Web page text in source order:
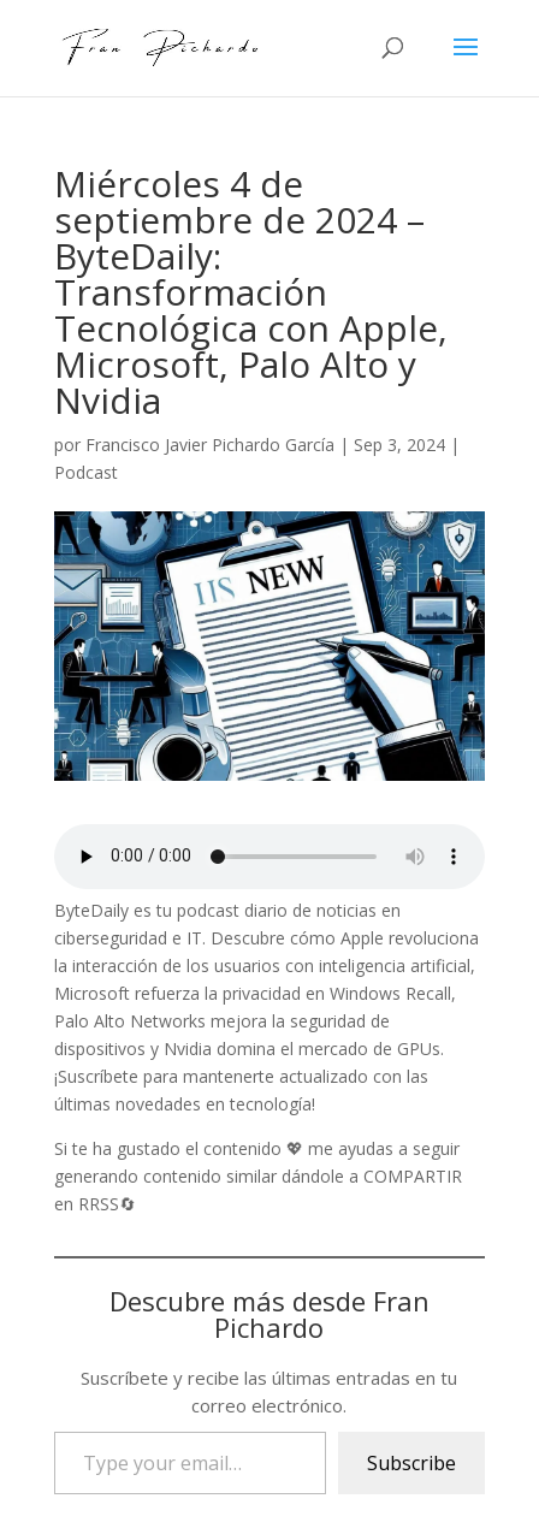
Miércoles 4 de
septiembre de 2024 –
ByteDaily:
Transformación
Tecnológica con Apple,
Microsoft, Palo Alto y
Nvidia
por Francisco Javier Pichardo García | Sep 3, 2024|
Podcast
ByteDaily es tu podcast diario de noticias en
ciberseguridad e IT. Descubre cómo Apple revoluciona
la interacción de los usuarios con inteligencia artificial,
Microsoft refuerza la privacidad en Windows Recall,
Palo Alto Networks mejora la seguridad de
dispositivos y Nvidia domina el mercado de GPUs.
¡Suscríbete para mantenerte actualizado con las
últimas novedades en tecnología!
Si te ha gustado el contenido 💖 me ayudas a seguir
generando contenido similar dándole a COMPARTIR
en RRSS🔄
Descubre más desde Fran
Pichardo
Suscríbete y recibe las últimas entradas en tu
correo electrónico.
email…
Subscribe